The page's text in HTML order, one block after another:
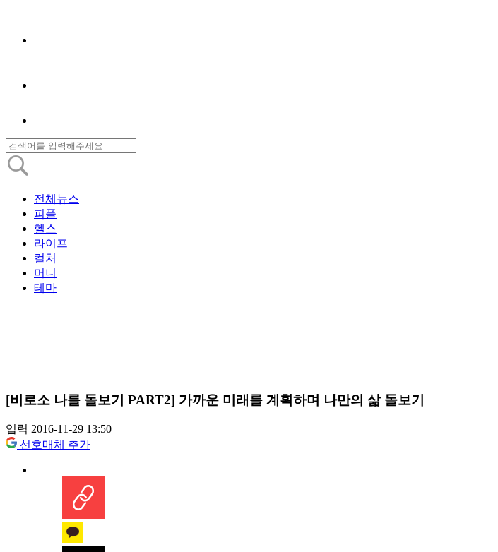
전체뉴스
피플
헬스
라이프
컬처
머니
테마
[비로소 나를 돌보기 PART2] 가까운 미래를 계획하며 나만의 삶 돌보기
입력 2016-11-29 13:50
선호매체 추가